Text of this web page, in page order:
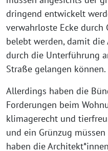
dringend entwickelt
verwahrloste Ecke durch
belebt werden, damit
durch die Unterführung
Straße gelangen können.
Allerdings haben die
Forderungen beim
klimagerecht und
und ein Grünzug
haben die